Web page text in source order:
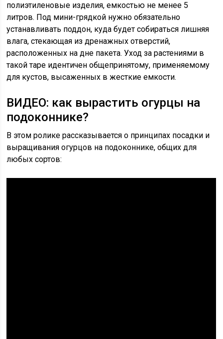
полиэтиленовые изделия, емкостью не менее 5
литров. Под мини-грядкой нужно обязательно
устанавливать поддон, куда будет собираться лишняя
влага, стекающая из дренажных отверстий,
расположенных на дне пакета. Уход за растениями в
такой таре идентичен общепринятому, применяемому
для кустов, высаженных в жесткие емкости.
ВИДЕО: как вырастить огурцы на
подоконнике?
В этом ролике рассказывается о принципах посадки и
выращивания огурцов на подоконнике, общих для
любых сортов: